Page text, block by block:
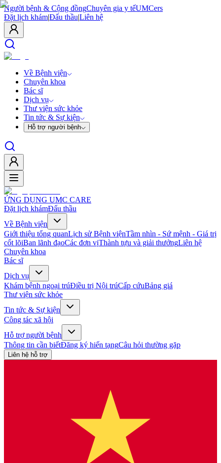
Người bệnh & Cộng đồngChuyên gia y tếUMCers
Đặt lịch khám|Đấu thầu|Liên hệ
Về Bệnh viện
Chuyên khoa
Bác sĩ
Dịch vụ
Thư viện sức khỏe
Tin tức & Sự kiện
Hỗ trợ người bệnh
ỨNG DỤNG UMC CARE
Đặt lịch khámĐấu thầu
Về Bệnh viện
Giới thiệu tổng quanLịch sử Bệnh việnTầm nhìn - Sứ mệnh - Giá trị
cốt lõiBan lãnh đạoCác đơn vịThành tựu và giải thưởngLiên hệ
Chuyên khoa
Bác sĩ
Dịch vụ
Khám bệnh ngoại trúĐiều trị Nội trúCấp cứuBảng giá
Thư viện sức khỏe
Tin tức & Sự kiện
Công tác xã hội
Hỗ trợ người bệnh
Thông tin cần biếtĐăng ký hiến tạngCâu hỏi thường gặp
Liên hệ hỗ trợ